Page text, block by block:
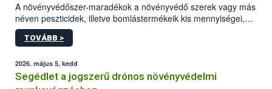
A növényvédőszer-maradékok a növényvédő szerek vagy más
néven peszticidek, illetve bomlástermékeik kis mennyiségei,
melyek a terményekben vagy azok felületén a betakarítást,
szüretelést, illetve tárolást követően is megmaradhatnak. Az
mennyiségének esetenként a kezelt terményeken is jelen kell
lennie. Nem minden élelmiszer tartalmaz szermaradékot.
TOVÁBB >
2026. május 5, kedd
Segédlet a jogszerű drónos növényvédelmi